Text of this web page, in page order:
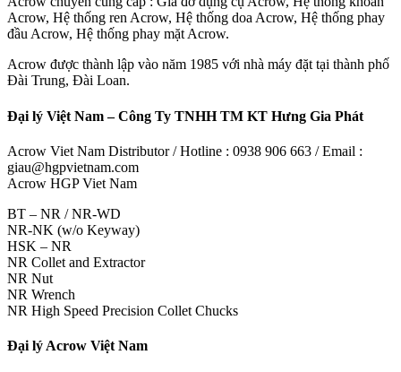
Acrow, Hệ thống ren Acrow, Hệ thống doa Acrow, Hệ thống phay
đầu Acrow, Hệ thống phay mặt Acrow.
Acrow được thành lập vào năm 1985 với nhà máy đặt tại thành phố
Đài Trung, Đài Loan.
Đại lý Việt Nam – Công Ty TNHH TM KT Hưng Gia Phát
Acrow Viet Nam Distributor / Hotline : 0938 906 663 / Email :
giau@hgpvietnam.com
Acrow HGP Viet Nam
BT – NR / NR-WD
NR-NK (w/o Keyway)
HSK – NR
NR Collet and Extractor
NR Nut
NR Wrench
NR High Speed Precision Collet Chucks
Đại lý Acrow Việt Nam